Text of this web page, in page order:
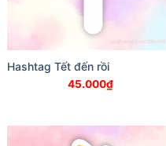
Hashtag Tết đến rồi
45.000₫